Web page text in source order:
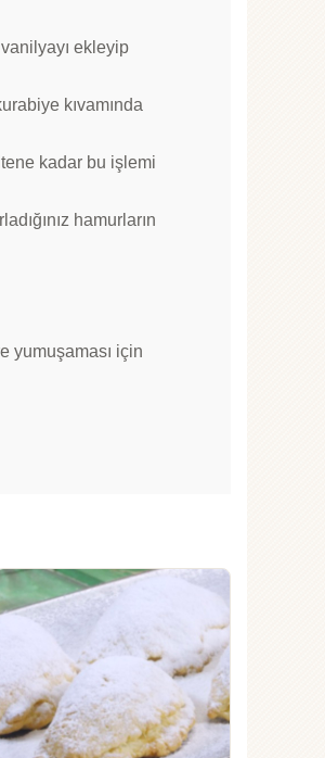
ekleyip
kıvamında
kadar bu işlemi
hamurların
yumuşaması için